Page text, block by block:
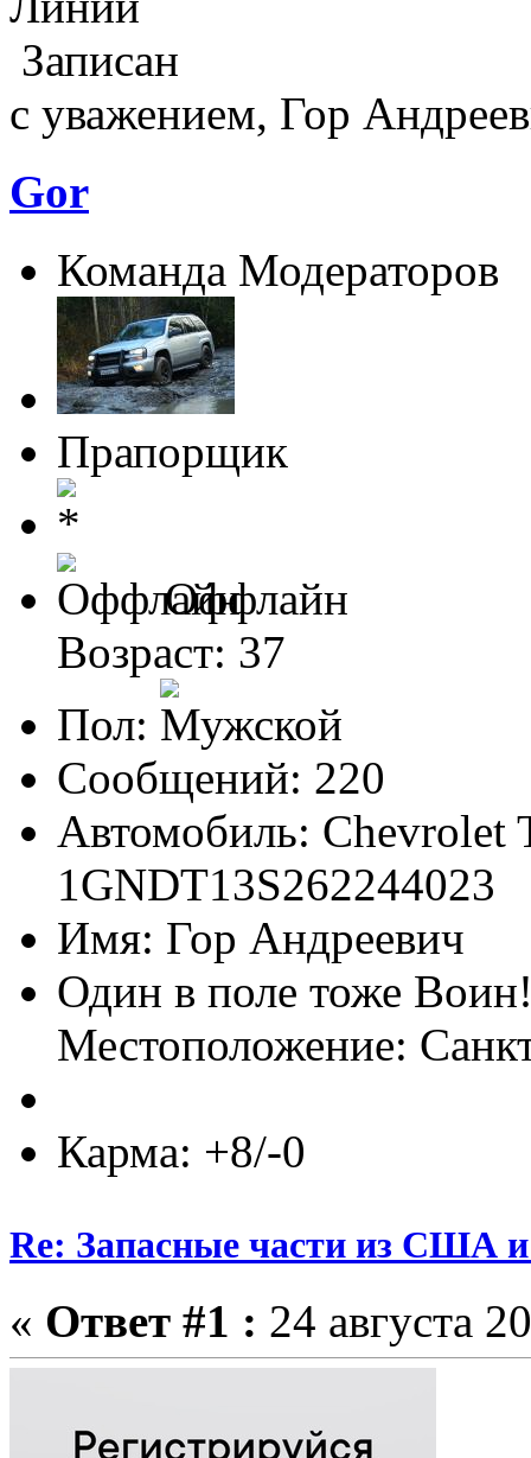
Записан
с уважением, Гор
Gor
Команда Модераторов
Прапорщик
Оффлайн
Возраст: 37
Пол:
Сообщений: 220
Автомобиль: Chevrolet
1GNDT13S262244023
Имя: Гор Андреевич
Один в поле тоже
Местоположение:
Карма: +8/-0
Re: Запасные части из США
« Ответ #1 : 24 августа